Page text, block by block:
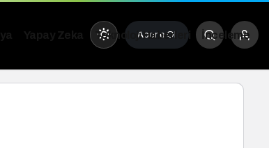
Teknoloji Haberleri İnceleme
Abone Ol